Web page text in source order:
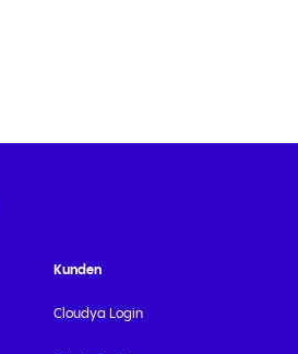
Kunden
Cloudya Login